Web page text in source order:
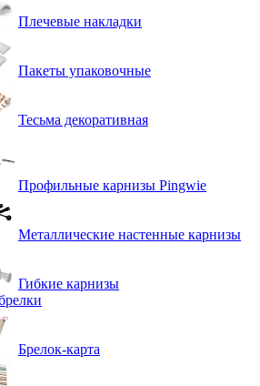
Плечевые накладки
Пакеты упаковочные
Тесьма декоративная
Профильные карнизы Pingwie
Металлические настенные карнизы
Гибкие карнизы
Брелок-карта